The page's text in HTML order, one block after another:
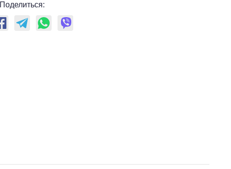
Поделиться: